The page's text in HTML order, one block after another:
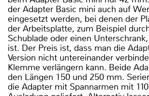
der Adapter Basic mini auch auf
eingesetzt werden, bei denen der
der Arbeitsplatte, zum Beispiel
Schublade oder einen
ist. Der Preis ist, dass man die
Version nicht untereinander
Klemme verlängern kann. Beide
den Längen 150 und 250 mm.
die Adapter mit Spannarmen mit